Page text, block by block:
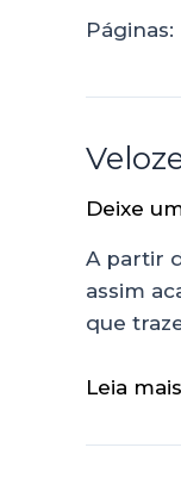
Páginas:
Deixe
A partir
assim
que
Leia